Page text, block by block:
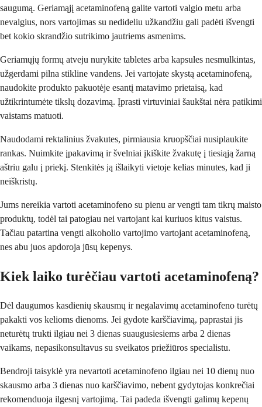
saugumą. Geriamąjį acetaminofeną galite vartoti valgio metu arba
nevalgius, nors vartojimas su nedideliu užkandžiu gali padėti išvengti
bet kokio skrandžio sutrikimo jautriems asmenims.
Geriamųjų formų atveju nurykite tabletes arba kapsules nesmulkintas,
užgerdami pilna stikline vandens. Jei vartojate skystą acetaminofeną,
naudokite produkto pakuotėje esantį matavimo prietaisą, kad
užtikrintumėte tikslų dozavimą. Įprasti virtuviniai šaukštai nėra patikimi
vaistams matuoti.
Naudodami rektalinius žvakutes, pirmiausia kruopščiai nusiplaukite
rankas. Nuimkite įpakavimą ir švelniai įkiškite žvakutę į tiesiąją žarną
aštriu galu į priekį. Stenkitės ją išlaikyti vietoje kelias minutes, kad ji
neiškristų.
Jums nereikia vartoti acetaminofeno su pienu ar vengti tam tikrų maisto
produktų, todėl tai patogiau nei vartojant kai kuriuos kitus vaistus.
Tačiau patartina vengti alkoholio vartojimo vartojant acetaminofeną,
nes abu juos apdoroja jūsų kepenys.
Kiek laiko turėčiau vartoti acetaminofeną?
Dėl daugumos kasdienių skausmų ir negalavimų acetaminofeno turėtų
pakakti vos kelioms dienoms. Jei gydote karščiavimą, paprastai jis
neturėtų trukti ilgiau nei 3 dienas suaugusiesiems arba 2 dienas
vaikams, nepasikonsultavus su sveikatos priežiūros specialistu.
Bendroji taisyklė yra nevartoti acetaminofeno ilgiau nei 10 dienų nuo
skausmo arba 3 dienas nuo karščiavimo, nebent gydytojas konkrečiai
rekomenduoja ilgesnį vartojimą. Tai padeda išvengti galimų kepenų